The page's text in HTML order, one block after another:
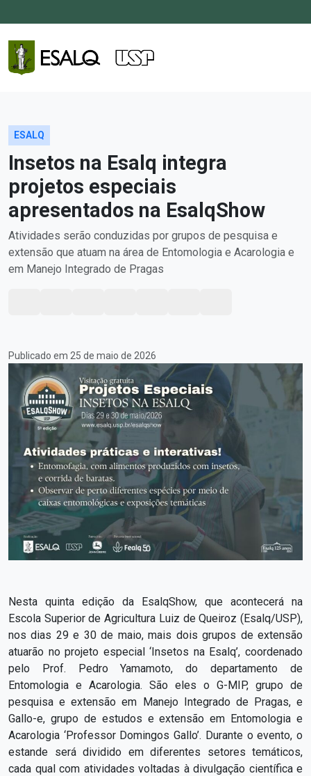
ESALQ
Insetos na Esalq integra
projetos especiais
apresentados na EsalqShow
Atividades serão conduzidas por grupos de pesquisa e
extensão que atuam na área de Entomologia e Acarologia e
em Manejo Integrado de Pragas
Publicado em 25 de maio de 2026
Nesta quinta edição da EsalqShow, que acontecerá na
Escola Superior de Agricultura Luiz de Queiroz (Esalq/USP),
nos dias 29 e 30 de maio, mais dois grupos de extensão
atuarão no projeto especial ‘Insetos na Esalq’, coordenado
pelo Prof. Pedro Yamamoto, do departamento de
Entomologia e Acarologia. São eles o G-MIP, grupo de
pesquisa e extensão em Manejo Integrado de Pragas, e
Gallo-e, grupo de estudos e extensão em Entomologia e
Acarologia ‘Professor Domingos Gallo’. Durante o evento, o
estande será dividido em diferentes setores temáticos,
cada qual com atividades voltadas à divulgação científica e